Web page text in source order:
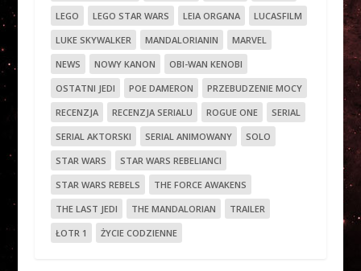
LEGO
LEGO STAR WARS LEIA ORGANA
LUCASFILM
LUKE SKYWALKER
MANDALORIANIN
MARVEL
NEWS
NOWY KANON
OBI-WAN KENOBI
OSTATNI JEDI
POE DAMERON
PRZEBUDZENIE MOCY
RECENZJA
RECENZJA SERIALU ROGUE ONE
SERIAL
SERIAL AKTORSKI
SERIAL ANIMOWANY
SOLO
STAR WARS
STAR WARS REBELIANCI
STAR WARS REBELS
THE FORCE AWAKENS
THE LAST JEDI
THE MANDALORIAN
TRAILER
ŁOTR 1
ŻYCIE CODZIENNE